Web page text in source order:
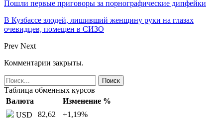
Пошли первые приговоры за порнографические дипфейки
В Кузбассе злодей, лишивший женщину руки на глазах
очевидцев, помещен в СИЗО
Prev Next
Комментарии закрыты.
Таблица обменных курсов
Валюта
Изменение %
USD
82,62 +1,19%